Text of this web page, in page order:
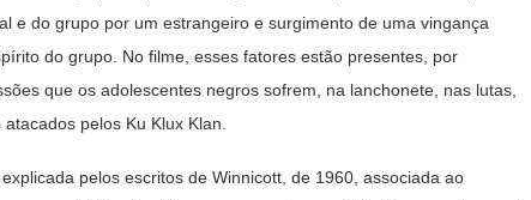
e do grupo por um estrangeiro e surgimento de uma vingança
do grupo. No filme, esses fatores estão presentes, por
que os adolescentes negros sofrem, na lanchonete, nas lutas,
pelos Ku Klux Klan.
pelos escritos de Winnicott, de 1960, associada ao